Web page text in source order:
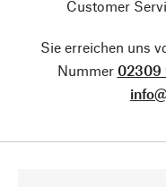
Customer
Sie erreichen uns
Nummer 02309